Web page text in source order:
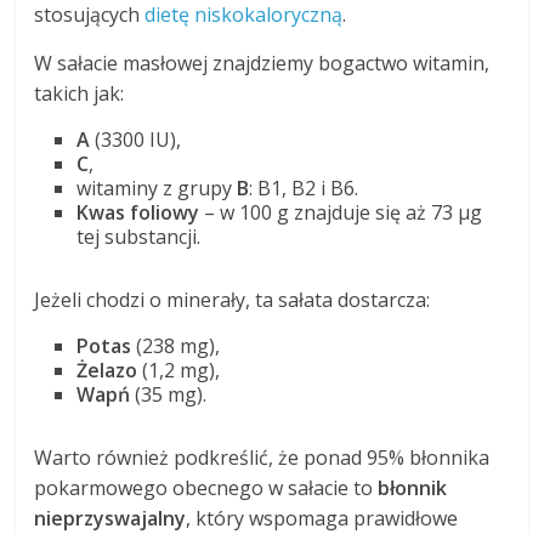
stosującychdietę niskokaloryczną.
W sałacie masłowej znajdziemy bogactwo witamin,
takich jak:
A(3300 IU),
C,
witaminy z grupy B: B1, B2 i B6.
Kwas foliowy – w 100 g znajduje się aż 73 µg
tej substancji.
Jeżeli chodzi o minerały, ta sałata dostarcza:
Potas (238 mg),
Żelazo (1,2 mg),
Wapń (35 mg).
Warto również podkreślić, że ponad 95% błonnika
pokarmowego obecnego w sałacie to błonnik
nieprzyswajalny, który wspomaga prawidłowe